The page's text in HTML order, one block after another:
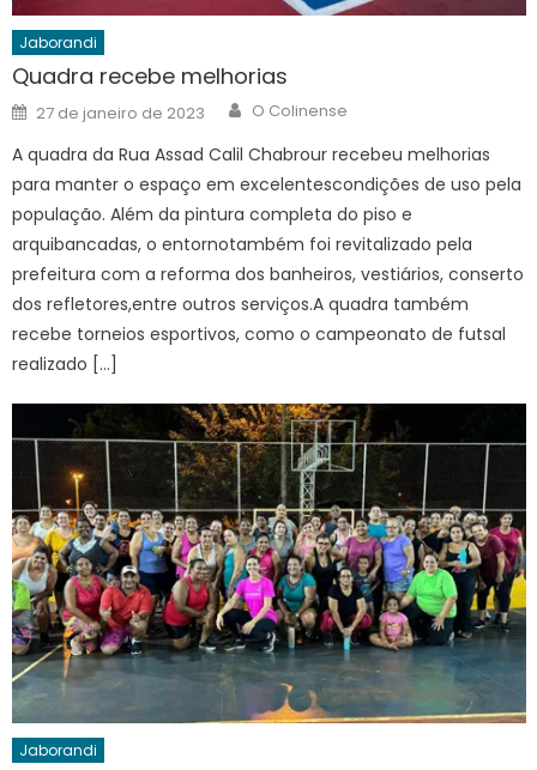
Jaborandi
Quadra recebe melhorias
Posted
on
27 de janeiro de 2023 Author
O Colinense
A quadra da Rua Assad Calil Chabrour recebeu melhorias
para manter o espaço em excelentescondições de uso pela
população. Além da pintura completa do piso e
arquibancadas, o entornotambém foi revitalizado pela
prefeitura com a reforma dos banheiros, vestiários, conserto
dos refletores,entre outros serviços.A quadra também
recebe torneios esportivos, como o campeonato de futsal
realizado […]
Jaborandi